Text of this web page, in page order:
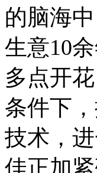
的脑海
生意10
多点开
条件下
技术，
佳正加